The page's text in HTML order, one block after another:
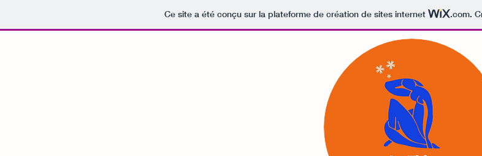
Ce site a été conçu sur la plateforme de création de sites internet .com.